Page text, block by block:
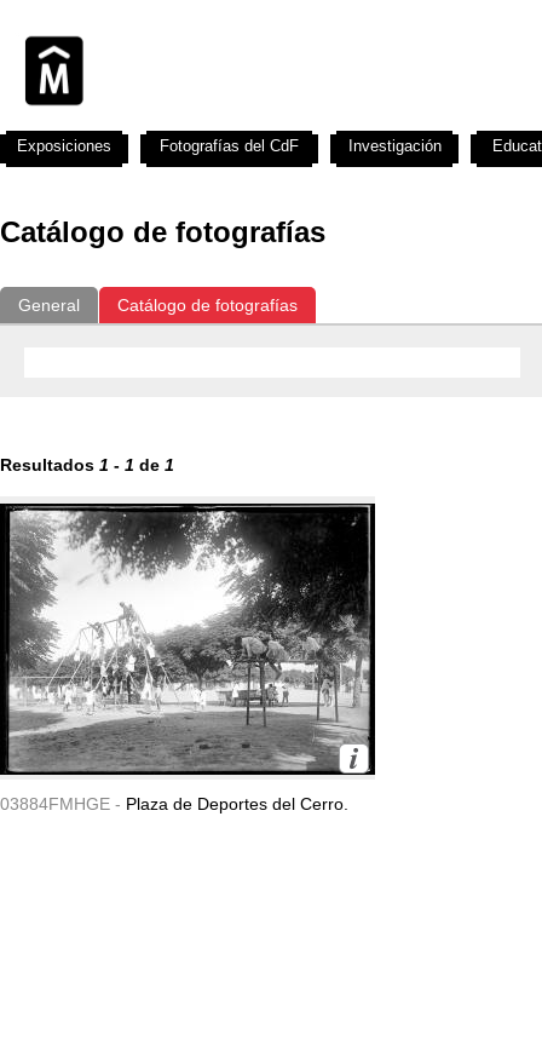
Catálogo de fotografías
General Catálogo de fotografías
Resultados 1 - 1 de 1
03884FMHGE - Plaza de Deportes del Cerro.
Exposiciones Fotografías del CdF Investigación